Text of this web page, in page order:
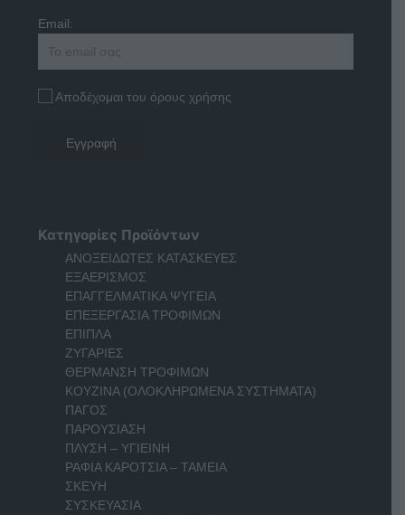
Email:
Αποδέχομαι του όρους χρήσης
Κατηγορίες Προϊόντων
ΑΝΟΞΕΙΔΩΤΕΣ ΚΑΤΑΣΚΕΥΕΣ
ΕΞΑΕΡΙΣΜΟΣ
ΕΠΑΓΓΕΛΜΑΤΙΚΑ ΨΥΓΕΙΑ
ΕΠΕΞΕΡΓΑΣΙΑ ΤΡΟΦΙΜΩΝ
ΕΠΙΠΛΑ
ΖΥΓΑΡΙΕΣ
ΘΕΡΜΑΝΣΗ ΤΡΟΦΙΜΩΝ
ΚΟΥΖΙΝΑ (ΟΛΟΚΛΗΡΩΜΕΝΑ ΣΥΣΤΗΜΑΤΑ)
ΠΑΓΟΣ
ΠΑΡΟΥΣΙΑΣΗ
ΠΛΥΣΗ – ΥΓΙΕΙΝΗ
ΡΑΦΙΑ ΚΑΡΟΤΣΙΑ – ΤΑΜΕΙΑ
ΣΚΕΥΗ
ΣΥΣΚΕΥΑΣΙΑ